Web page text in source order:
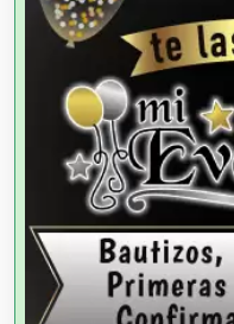
Agencias de
Agencias de
Agencias de
Agencias de